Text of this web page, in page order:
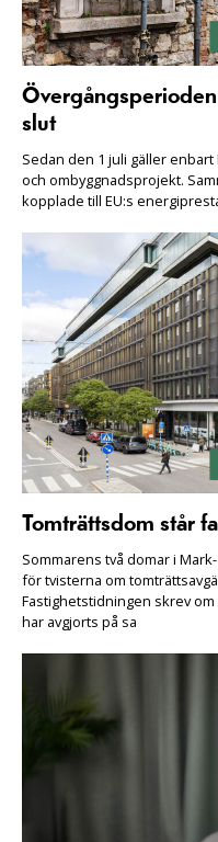
slut
Sedan den 1 juli gäller
och ombyggnadsprojekt.
kopplade till EU:s
Tomträttsdom står
Sommarens två domar i
för tvisterna om
Fastighetstidningen skrev
har avgjorts på sa